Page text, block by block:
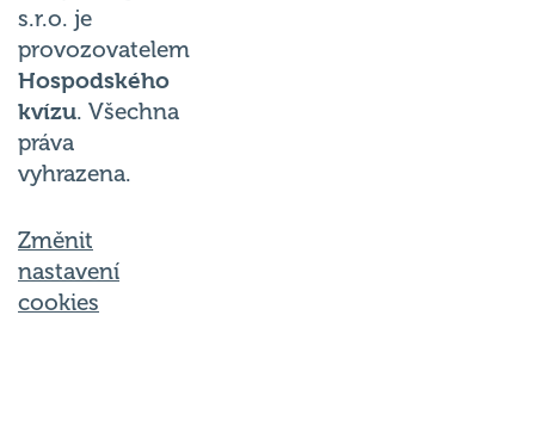
s.r.o. je
provozovatelem
Hospodského
kvízu. Všechna
práva
vyhrazena.
Změnit
nastavení
cookies